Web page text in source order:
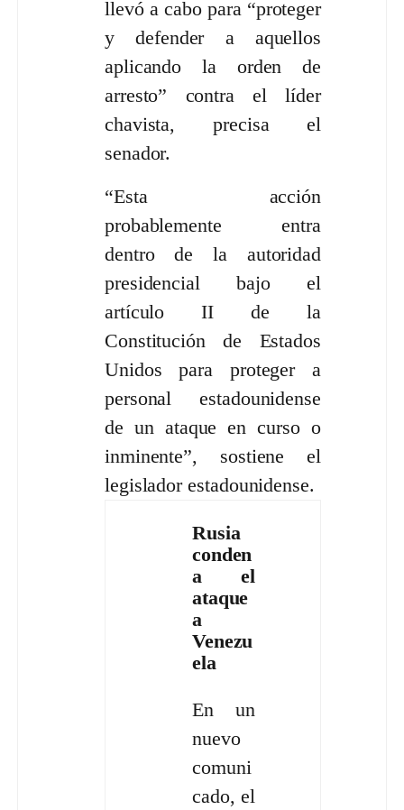
llevó a cabo para “proteger
y defender a aquellos
aplicando la orden de
arresto” contra el líder
chavista, precisa el
senador.
“Esta acción
probablemente entra
dentro de la autoridad
presidencial bajo el
artículo II de la
Constitución de Estados
Unidos para proteger a
personal estadounidense
de un ataque en curso o
inminente”, sostiene el
legislador estadounidense.
Rusia
conden
a el
ataque
a
Venezu
ela
En un
nuevo
comuni
cado, el